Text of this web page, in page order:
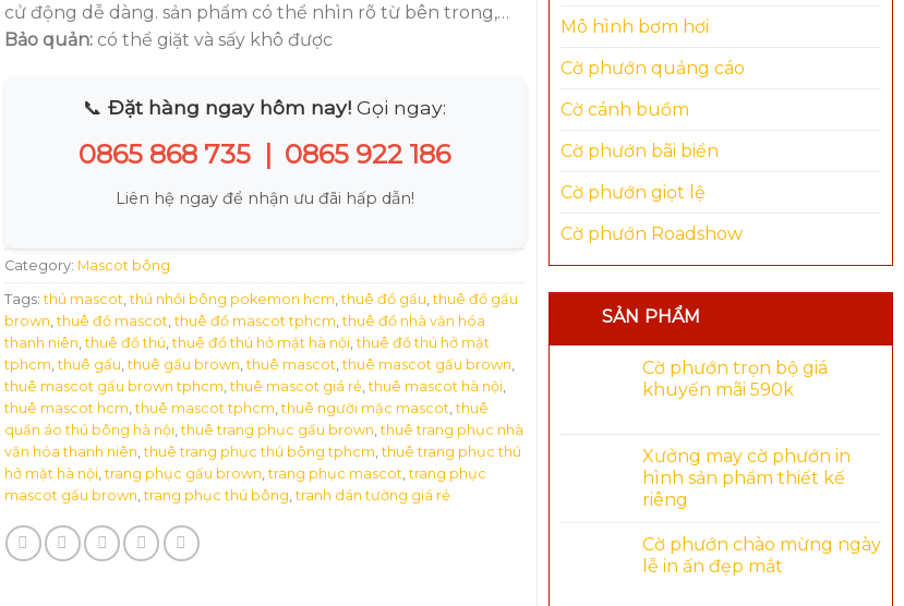
Mô hình bơm hơi
Cờ phướn quảng cáo
Cờ cánh buồm
Cờ phướn bãi biển
Cờ phướn giọt lệ
Cờ phướn Roadshow
SẢN PHẨM
Cờ phướn trọn bộ giá
khuyến mãi 590k
Xưởng may cờ phướn in
hình sản phẩm thiết kế
riêng
Cờ phướn chào mừng ngày
lễ in ấn đẹp mắt
cử động dễ dàng. sản phẩm có thể nhìn rõ từ bên trong,…
Bảo quản:có thể giặt và sấy khô được
📞Đặt hàng ngay hôm nay! Gọi ngay:
0865 868 735 0865 922 186
Liên hệ ngay để nhận ưu đãi hấp dẫn!
Category: Mascot bông
Tags:thú mascot ,thú nhồi bông pokemon hcm ,thuê đồ gấu ,thuê đồ gấu
brown ,thuê đồ mascot ,thuê đồ mascot tphcm ,thuê đồ nhà văn hóa
thanh niên ,thuê đồ thú ,thuê đồ thú hở mặt hà nội,thuê đồ thú hở mặt
tphcm ,thuê gấu ,thuê gấu brown ,thuê mascot ,thuê mascot gấu brown
thuê mascot gấu brown tphcm ,thuê mascot giá rẻ,thuê mascot hà nội,
thuê mascot hcm ,thuê mascot tphcm ,thuê người mặc mascot ,thuê
quần áo thú bông hà nội,thuê trang phục gấu brown ,thuê trang phục nhà
văn hóa thanh niên ,thuê trang phục thú bông tphcm ,thuê trang phục thú
hở mặt hà nội,trang phục gấu brown ,trang phục mascot ,trang phục
mascot gấu brown ,trang phục thú bông ,tranh dán tường giá rẻ